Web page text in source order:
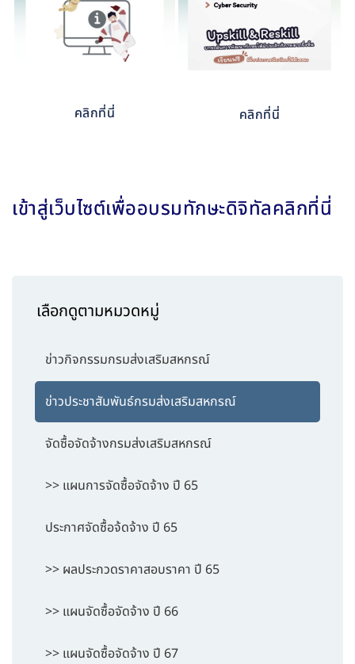
คลิกที่นี่ คลิกที่นี่
เข้าสู่เว็บไซต์เพื่ออบรมทักษะดิจิทัลคลิกที่นี่
เลือกดูตามหมวดหมู่
ข่าวกิจกรรมกรมส่งเสริมสหกรณ์
ข่าวประชาสัมพันธ์กรมส่งเสริมสหกรณ์
จัดซื้อจัดจ้างกรมส่งเสริมสหกรณ์
>> แผนการจัดซื้อจัดจ้าง ปี 65
ประกาศจัดซื้อจ้ดจ้าง ปี 65
>> ผลประกวดราคาสอบราคา ปี 65
>> แผนจัดซื้อจัดจ้าง ปี 66
>> แผนจัดซื้อจัดจ้าง ปี 67